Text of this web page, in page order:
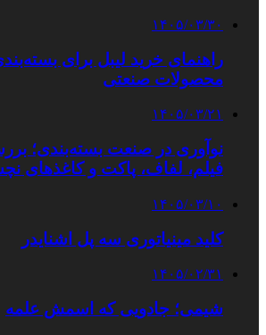
۱۴۰۵/۰۳/۳۰
راهنمای خرید لیبل برای
محصولات صنعتی
۱۴۰۵/۰۳/۲۱
نوآوری در صنعت بسته‌بندی؛
فیلم، لفاف، پاکت و کاغذهای
۱۴۰۵/۰۳/۱۰
کلید مینیاتوری سه پل اشنایدر
۱۴۰۵/۰۲/۳۱
شیمی؛ جادویی که اسمش علمه